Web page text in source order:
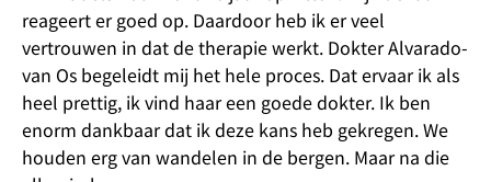
reageert er goed op. Daardoor heb ik er veel
vertrouwen in dat de therapie werkt. Dokter Alvarado-
van Os begeleidt mij het hele proces. Dat ervaar ik als
heel prettig, ik vind haar een goede dokter. Ik ben
enorm dankbaar dat ik deze kans heb gekregen. We
houden erg van wandelen in de bergen. Maar na die